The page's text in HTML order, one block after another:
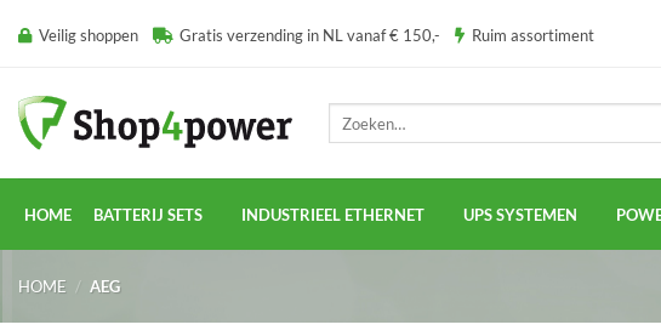
naar Veilig shoppen Gratis verzending in NL vanaf € 150,- Ruim assortiment
HOME BATTERIJ SETS INDUSTRIEEL ETHERNET UPS SYSTEMEN
HOME / AEG